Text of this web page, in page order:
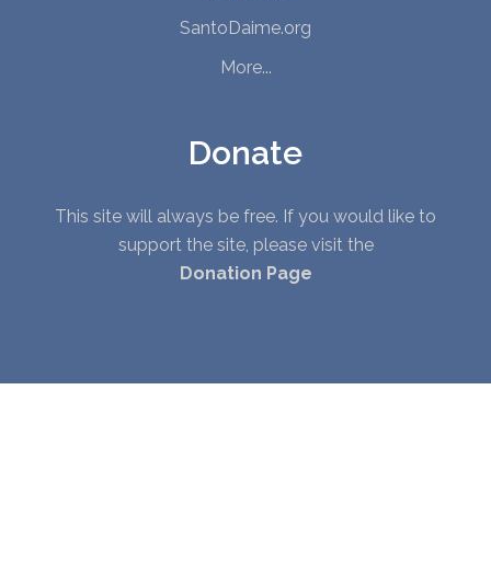
SantoDaime.org
More...
Donate
This site will always be free. If you would like to
support the site, please visit the
Donation Page